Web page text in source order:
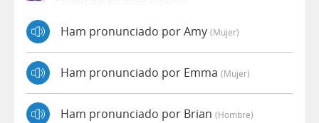
Ham pronunciado por Amy (mujer)
Ham pronunciado por Emma (mujer)
Ham pronunciado por Brian (hombre)